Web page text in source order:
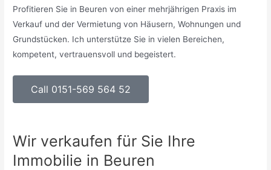
Profitieren Sie in Beuren von einer mehrjährigen Praxis im
Verkauf und der Vermietung von Häusern, Wohnungen und
Grundstücken. Ich unterstütze Sie in vielen Bereichen,
kompetent, vertrauensvoll und begeistert.
Call 0151-569 564 52
Wir verkaufen für Sie Ihre
Immobilie in Beuren